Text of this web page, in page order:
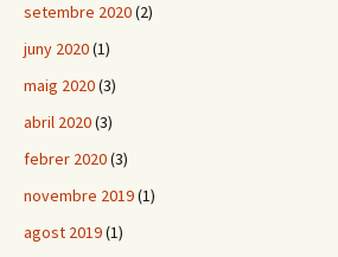
setembre 2020(2)
juny 2020(1)
maig 2020(3)
abril 2020(3)
febrer 2020(3)
novembre 2019(1)
agost 2019(1)